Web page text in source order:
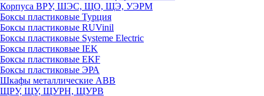
Корпуса ВРУ, ШЭС, ЩО, ЩЭ, УЭРМ
Боксы пластиковые Турция
Боксы пластиковые RUVinil
Боксы пластиковые Systeme Electric
Боксы пластиковые IEK
Боксы пластиковые EKF
Боксы пластиковые ЭРА
Шкафы металлические ABB
ЩРУ, ЩУ, ЩУРН, ЩУРВ